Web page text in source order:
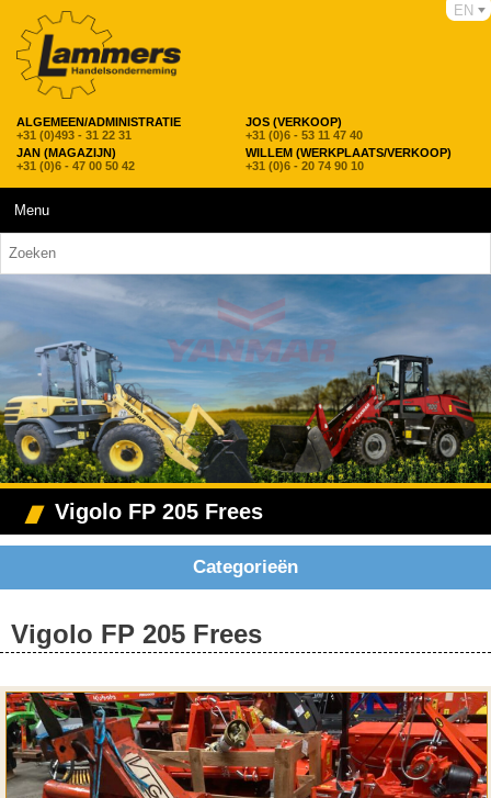
ALGEMEEN/ADMINISTRATIE
+31 (0)493 - 31 22 31
JOS (VERKOOP)
+31 (0)6 - 53 11 47 40
JAN (MAGAZIJN)
+31 (0)6 - 47 00 50 42
WILLEM (WERKPLAATS/VERKOOP)
+31 (0)6 - 20 74 90 10
EN
Menu
Vigolo FP 205 Frees
Categorieën
Vigolo FP 205 Frees